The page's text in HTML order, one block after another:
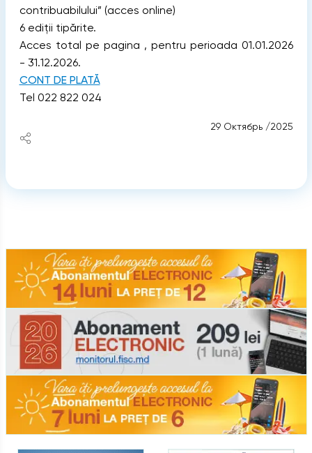
contribuabilului” (acces online)
6 ediții tipărite.
Acces total pe pagina , pentru perioada 01.01.2026
- 31.12.2026.
CONT DE PLATĂ
Tel 022 822 024
29 Октябрь /2025